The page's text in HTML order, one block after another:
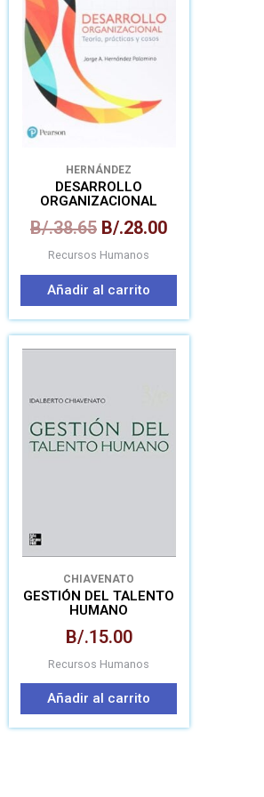
HERNÁNDEZ
DESARROLLO
ORGANIZACIONAL
B/.38.65
B/.38.65.
B/.28.00
Recursos Humanos
Añadir al carrito
CHIAVENATO
GESTIÓN DEL TALENTO
HUMANO
B/.15.00
Recursos Humanos
Añadir al carrito